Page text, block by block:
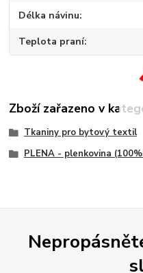
Délka návinu
Teplota praní
Zboží zařazeno v
Tkaniny pro bytový textil
PLENA - plenkovina